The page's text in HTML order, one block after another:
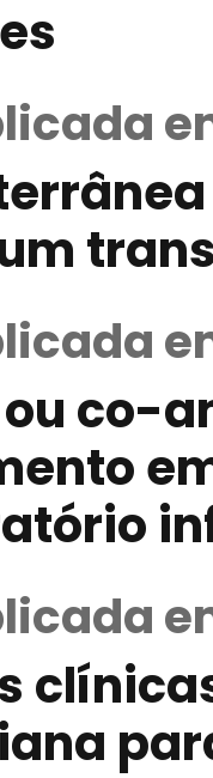
co-